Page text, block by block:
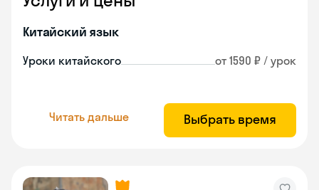
Китайский язык
Уроки китайского от 1590 ₽ / урок
Читать дальше Выбрать время